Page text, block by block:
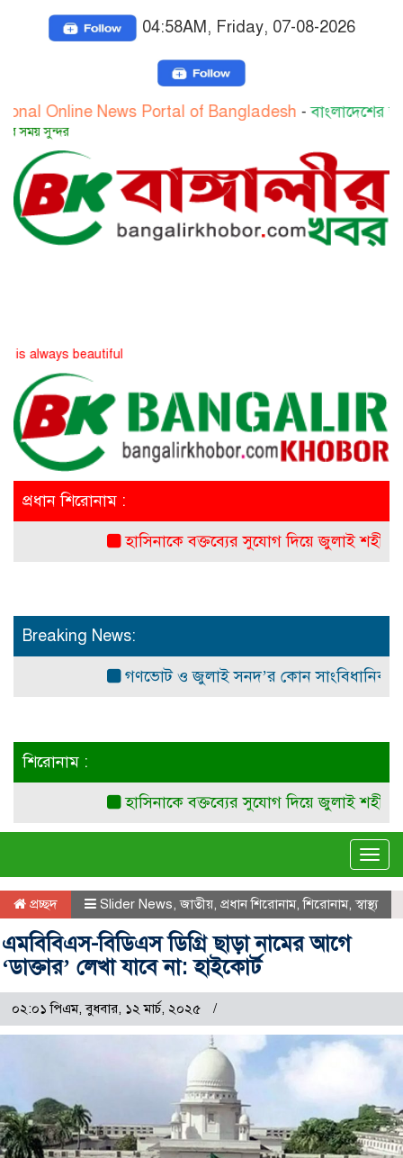
04:58AM, Friday, 07-08-2026
News Portal of Bangladesh- বাংলাদেশের জাতীয়
beautiful
প্রধান শিরোনাম :
হাসিনাকে বক্তব্যের সুযোগ দিয়ে জুলাই শহীদদের
Breaking News:
গণভোট ও জুলাই সনদ’র কোন সাংবিধানিক ও
শিরোনাম :
হাসিনাকে বক্তব্যের সুযোগ দিয়ে জুলাই শহীদদের
প্রচ্ছদ Slider News,জাতীয়, প্রধান শিরোনাম,শিরোনাম,স্বাস্থ্য
এমবিবিএস-বিডিএস ডিগ্রি ছাড়া নামের আগে
‘ডাক্তার’ লেখা যাবে না: হাইকোর্ট
০২:০১ পিএম, বুধবার, ১২ মার্চ, ২০২৫